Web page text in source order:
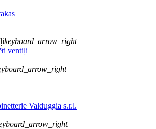
keyboard_arrow_right
ventiļi
Valduggia s.r.l.